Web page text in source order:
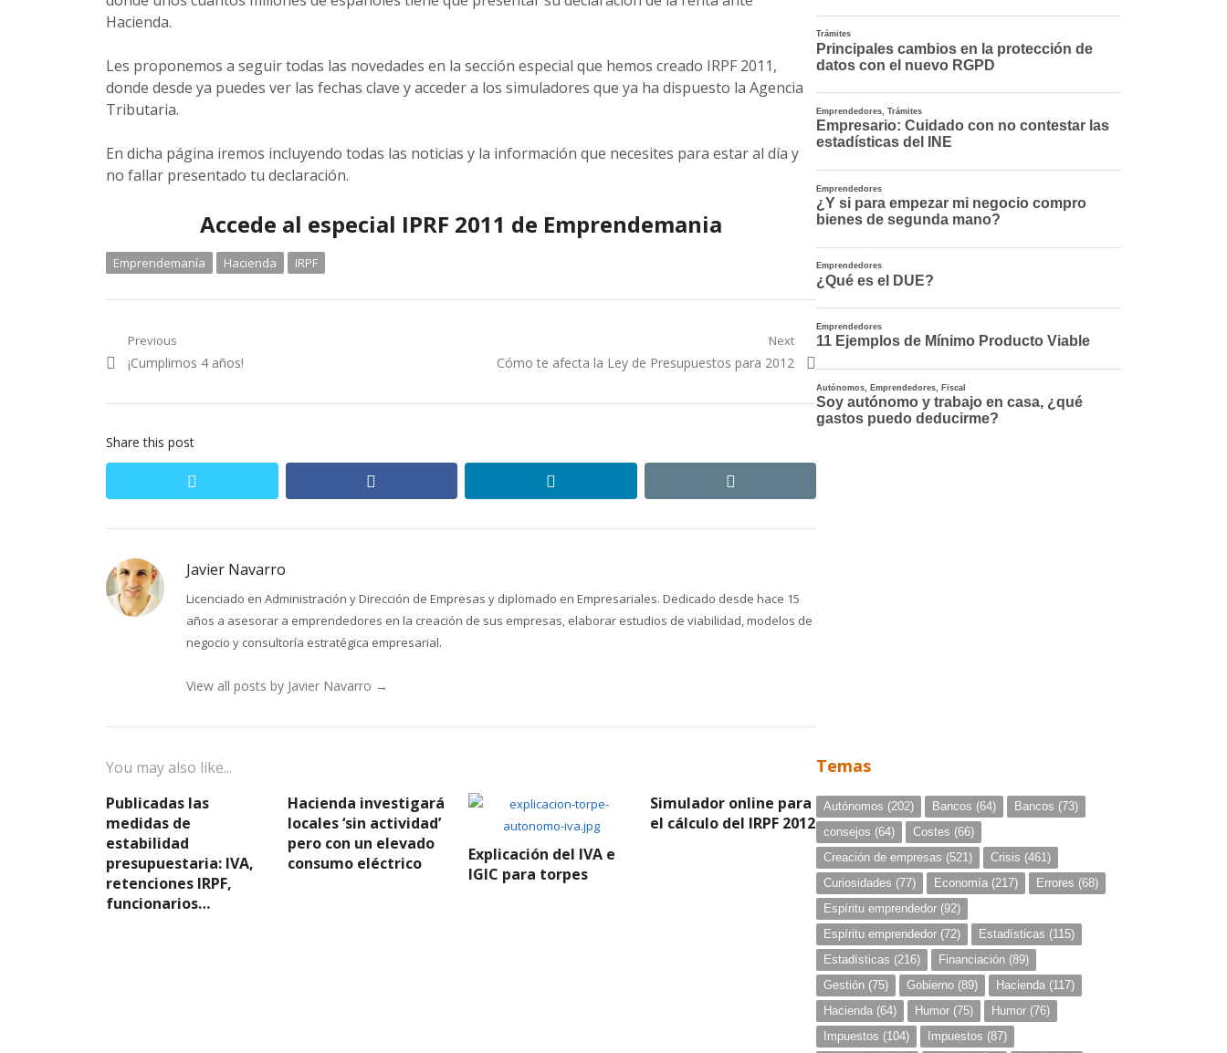
Hacienda.
Les proponemos a seguir todas las novedades en la sección especial que hemos creado IRPF 2011,
donde desde ya puedes ver las fechas clave y acceder a los simuladores que ya ha dispuesto la Agencia
Tributaria.
En dicha página iremos incluyendo todas las noticias y la información que necesites para estar al día y
no fallar presentado tu declaración.
Accede al especial IPRF 2011 de Emprendemania
Emprendemanía Hacienda IRPF
Navegación
de
entradas
Previous
Previous
¡Cumplimos 4 años!
Next
Next
Cómo te afecta la Ley de Presupuestos para 2012
Share this post
linkedin
Javier Navarro
Licenciado en Administración y Dirección de Empresas y diplomado en Empresariales. Dedicado desde hace 15
años a asesorar a emprendedores en la creación de sus empresas, elaborar estudios de viabilidad, modelos de
negocio y consultoría estratégica empresarial.
View all posts by Javier Navarro →
You may also like...
Publicadas las
medidas de
estabilidad
presupuestaria: IVA,
retenciones IRPF,
funcionarios…
Hacienda investigará
locales ‘sin actividad’
pero con un elevado
consumo eléctrico
Explicación del IVA e
IGIC para torpes
Simulador online para
el cálculo del IRPF 2012
Temas
Autónomos (202) Bancos (64) Bancos (73)
consejos (64) Costes (66)
Creación de empresas (521) Crisis (461)
Curiosidades (77) Economía (217) Errores (68)
Espíritu emprendedor (92)
Espíritu emprendedor (72) Estadísticas (115)
Estadísticas (216) Financiación (89)
Gestión (75) Gobierno (89) Hacienda (117)
Hacienda (64) Humor (75) Humor (76)
Impuestos (104) Impuestos (87)